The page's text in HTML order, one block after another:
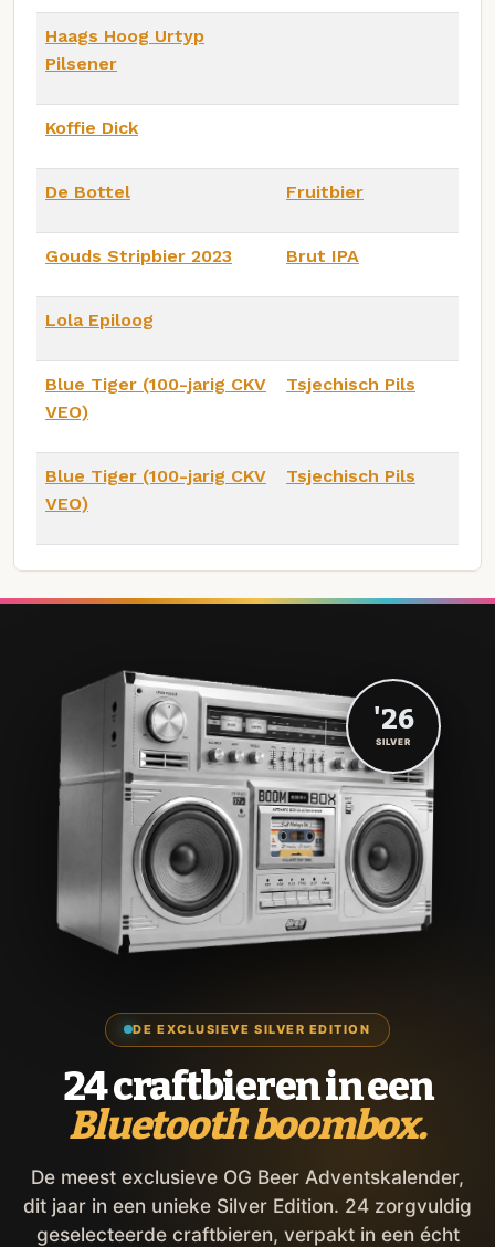
Haags Hoog Urtyp
Pilsener
Koffie Dick
De Bottel Fruitbier
Gouds Stripbier 2023 Brut IPA
Lola Epiloog
Blue Tiger (100-jarig CKV
VEO)
Tsjechisch Pils
Blue Tiger (100-jarig CKV
VEO)
Tsjechisch Pils
DE EXCLUSIEVE SILVER EDITION
24 craftbieren in een
Bluetooth boombox.
De meest exclusieve OG Beer Adventskalender,
dit jaar in een unieke Silver Edition. 24 zorgvuldig
geselecteerde craftbieren, verpakt in een écht
'26
SILVER